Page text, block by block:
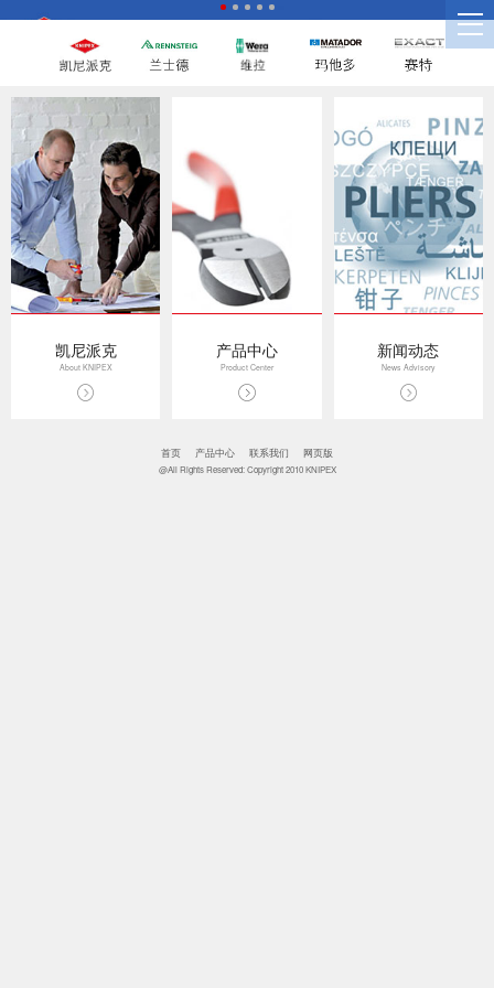
凯尼派克
About KNIPEX
产品中心
Product Center
新闻动态
News Advisory
首页 产品中心 联系我们 网页版
@All Rights Reserved: Copyright 2010 KNIPEX